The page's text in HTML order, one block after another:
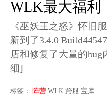
WLK最大福利
《巫妖王之怒》怀旧
新到了3.4.0
店和修复了大量的
细]
标签： 阵营 WLK 跨服 宝库